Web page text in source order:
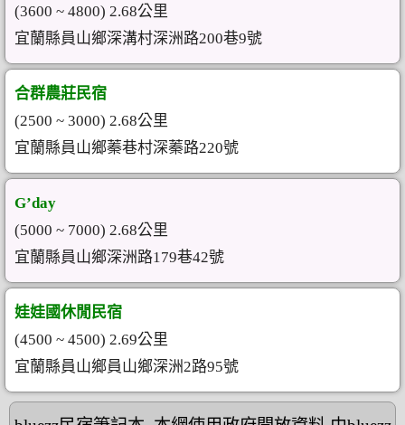
(3600 ~ 4800) 2.68公里
宜蘭縣員山鄉深溝村深洲路200巷9號
合群農莊民宿
(2500 ~ 3000) 2.68公里
宜蘭縣員山鄉蓁巷村深蓁路220號
G’day
(5000 ~ 7000) 2.68公里
宜蘭縣員山鄉深洲路179巷42號
娃娃國休閒民宿
(4500 ~ 4500) 2.69公里
宜蘭縣員山鄉員山鄉深洲2路95號